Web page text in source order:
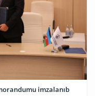
imzalanıb